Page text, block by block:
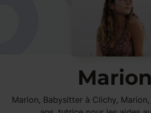
Marion
Marion, Babysitter à Clichy,